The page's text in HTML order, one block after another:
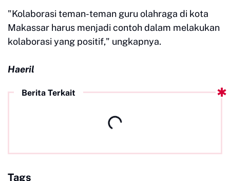
"Kolaborasi teman-teman guru olahraga di kota
Makassar harus menjadi contoh dalam melakukan
kolaborasi yang positif," ungkapnya.
Haeril
Berita Terkait
Tags